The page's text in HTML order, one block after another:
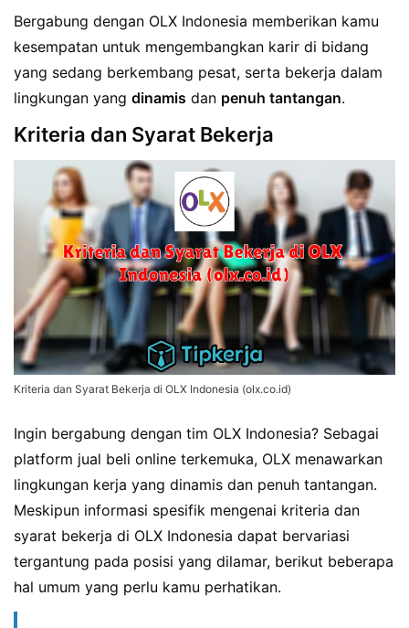
Bergabung dengan OLX Indonesia memberikan kamu
kesempatan untuk mengembangkan karir di bidang
yang sedang berkembang pesat, serta bekerja dalam
lingkungan yang dinamis dan penuh tantangan.
Kriteria dan Syarat Bekerja
Kriteria dan Syarat Bekerja di OLX Indonesia (olx.co.id)
Ingin bergabung dengan tim OLX Indonesia? Sebagai
platform jual beli online terkemuka, OLX menawarkan
lingkungan kerja yang dinamis dan penuh tantangan.
Meskipun informasi spesifik mengenai kriteria dan
syarat bekerja di OLX Indonesia dapat bervariasi
tergantung pada posisi yang dilamar, berikut beberapa
hal umum yang perlu kamu perhatikan.